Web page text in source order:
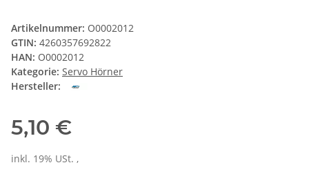
Artikelnummer: O0002012
GTIN: 4260357692822
HAN: O0002012
Kategorie: Servo Hörner
Hersteller:
5,10 €
inkl. 19% USt. ,